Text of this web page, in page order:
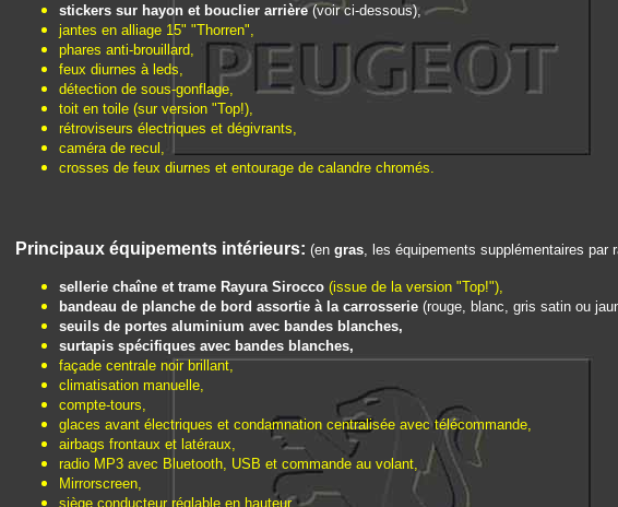
stickers sur hayon et bouclier arrière(voir ci-dessous),
jantes en alliage 15" "Thorren",
phares anti-brouillard,
feux diurnes à leds,
détection de sous-gonflage,
toit en toile (sur version "Top!),
rétroviseurs électriques et dégivrants,
caméra de recul,
crosses de feux diurnes et entourage de calandre chromés.
Principaux équipements intérieurs: (en gras, les équipements supplémentaires par
sellerie chaîne et trame Rayura Sirocco (issue de la version "Top!"),
bandeau de planche de bord assortie à la carrosserie (rouge, blanc, gris satin ou
seuils de portes aluminium avec bandes blanches,
surtapis spécifiques avec bandes blanches,
façade centrale noir brillant,
climatisation manuelle,
compte-tours,
glaces avant électriques et condamnation centralisée avec télécommande,
airbags frontaux et latéraux,
radio MP3 avec Bluetooth, USB et commande au volant,
Mirrorscreen,
siège conducteur réglable en hauteur,